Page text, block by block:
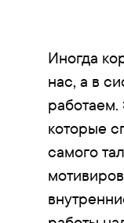
Иногда
нас, а в
которые
самого